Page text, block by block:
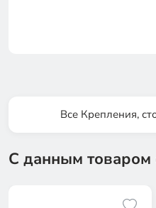
Все Крепления,
С данным